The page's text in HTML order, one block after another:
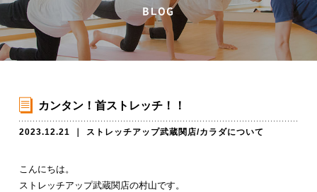
BLOG
カンタン！首ストレッチ！！
2023.12.21 ストレッチアップ武蔵関店/カラダについて
こんにちは。
ストレッチアップ武蔵関店の村山です。